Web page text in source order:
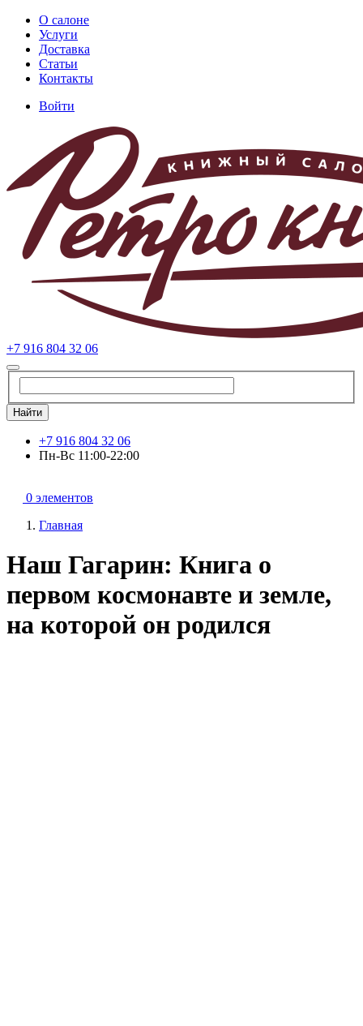
Перейти
основному
содержанию
Основная
навигация
О салоне
Услуги
Доставка
Статьи
Контакты
учётной
записи
пользователя
Войти
+7 916 804 32 06
Найти
+7 916 804 32 06
Пн-Вс 11:00-22:00
0 элементов
Главная
Наш Гагарин: Книга о
первом космонавте и земле,
на которой он родился